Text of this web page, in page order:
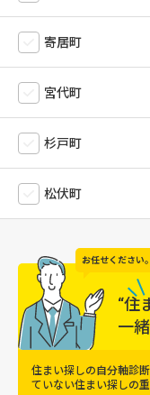
寄居町
宮代町
杉戸町
松伏町
お任せください。
“住
一
住まい探しの自分軸診
ていない住まい探しの